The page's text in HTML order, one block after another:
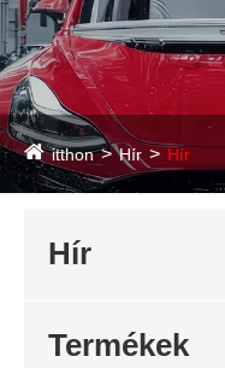
itthon Hír Hír
Hír
Termékek